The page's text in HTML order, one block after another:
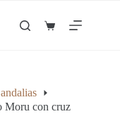
Carro
Moru con cruz